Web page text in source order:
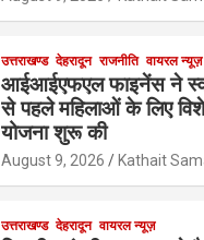
उत्तराखण्ड देहरादून राजनीति वायरल न्यूज़
आईआईएफएल फाइनेंस ने
से पहले महिलाओं के लिए
योजना शुरू की
August 9, 2026 Kathait
उत्तराखण्ड देहरादून वायरल न्यूज़